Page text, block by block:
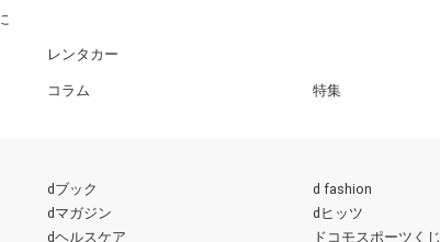
レンタカー
コラム
特集
dブック
d fashion
dマガジン
dヒッツ
dヘルスケア ドコモスポーツくじ